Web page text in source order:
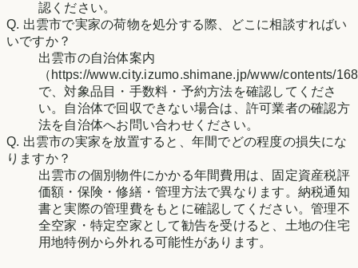
認ください。
Q. 出雲市で実家の荷物を処分する際、どこに相談すればい
いですか？
出雲市の自治体案内
（https://www.city.izumo.shimane.jp/www/contents/
で、対象品目・手数料・予約方法を確認してくださ
い。自治体で回収できない場合は、許可業者の確認方
法を自治体へお問い合わせください。
Q. 出雲市の実家を放置すると、年間でどの程度の損失にな
りますか？
出雲市の個別物件にかかる年間費用は、固定資産税評
価額・保険・修繕・管理方法で異なります。納税通知
書と実際の管理費をもとに確認してください。管理不
全空家・特定空家として勧告を受けると、土地の住宅
用地特例から外れる可能性があります。